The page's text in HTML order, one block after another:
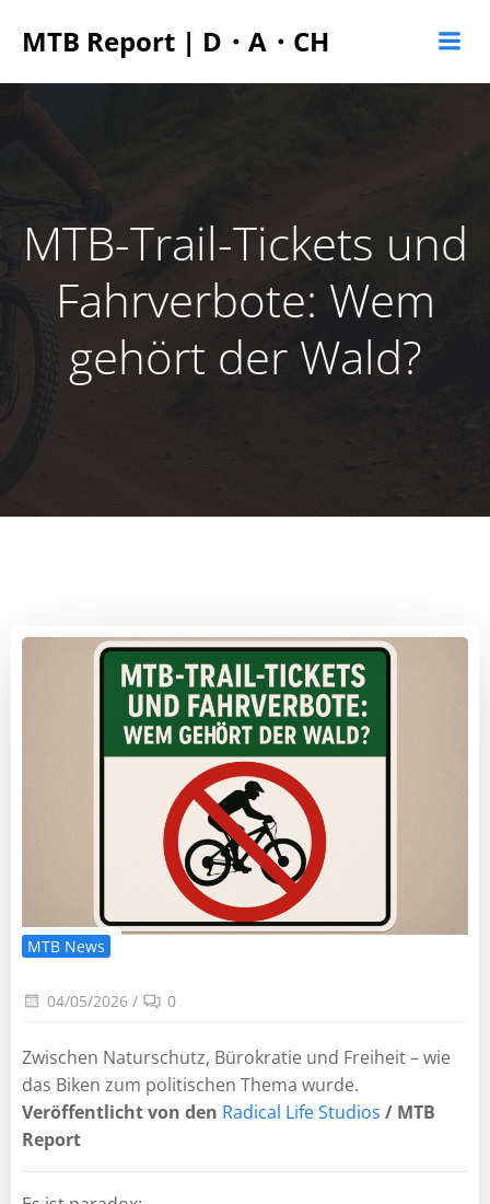
Inhalt
MTB Report | D・A・CH
MTB-Trail-Tickets und
Fahrverbote: Wem
gehört der Wald?
MTB News
04/05/2026 / 0
Zwischen Naturschutz, Bürokratie und Freiheit – wie
das Biken zum politischen Thema wurde.
Veröffentlicht von den Radical Life Studios / MTB
Report